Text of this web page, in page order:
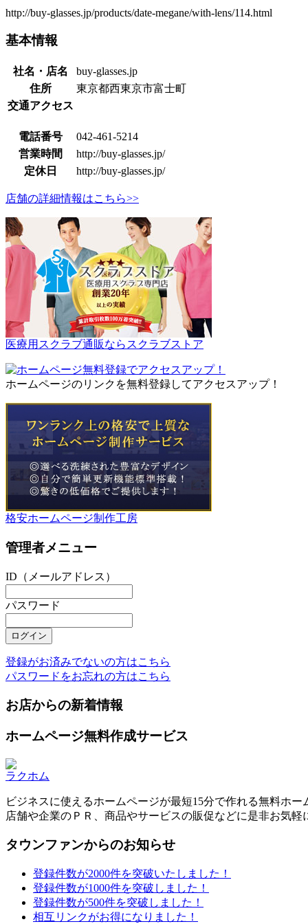
http://buy-glasses.jp/products/date-megane/with-lens/114.html
基本情報
社名・店名
buy-glasses.jp
住所
東京都西東京市富士町
交通アクセス
電話番号
042-461-5214
営業時間
http://buy-glasses.jp/
定休日
http://buy-glasses.jp/
店舗の詳細情報はこちら>>
医療用スクラブ通販ならスクラブストア
ホームページのリンクを無料登録してアクセスアップ！
格安ホームページ制作工房
管理者メニュー
ID（メールアドレス）
パスワード
登録がお済みでないの方はこちら
パスワードをお忘れの方はこちら
お店からの新着情報
ホームページ無料作成サービス
ラクホム
ビジネスに使えるホームページが最短15分で作れる無料ホ
店舗や企業のＰＲ、商品やサービスの販促などに是非お気軽
タウンファンからのお知らせ
登録件数が2000件を突破いたしました！
登録件数が1000件を突破しました！
登録件数が500件を突破しました！
相互リンクがお得になりました！